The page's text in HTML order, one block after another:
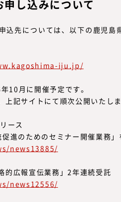
し込みについて
込先については、以下の鹿児
iju.jp/
10月に開催予定です。
記サイトにて順次公開いたしま
ース
進のためのセミナー開催業務」
news13885/
的広報宣伝業務」2年連続受託
news12556/